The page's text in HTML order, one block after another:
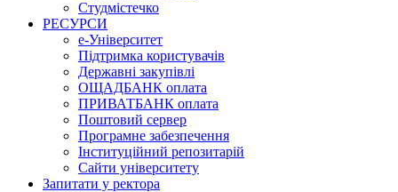
Студмістечко
РЕСУРСИ
е-Університет
Підтримка користувачів
Державні закупівлі
ОЩАДБАНК оплата
ПРИВАТБАНК оплата
Поштовий сервер
Програмне забезпечення
Інституційний репозитарій
Сайти університету
Запитати у ректора